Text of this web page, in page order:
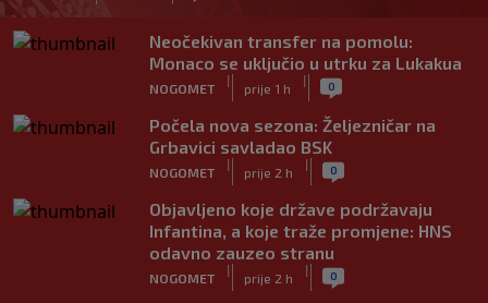
Neočekivan transfer na pomolu:
Monaco se uključio u utrku za Lukakua
NOGOMET
|
prije 1 h
| 0
Počela nova sezona: Željezničar na
Grbavici savladao BSK
NOGOMET
|
prije 2 h
| 0
Objavljeno koje države podržavaju
Infantina, a koje traže promjene: HNS
odavno zauzeo stranu
NOGOMET
|
prije 2 h
| 0